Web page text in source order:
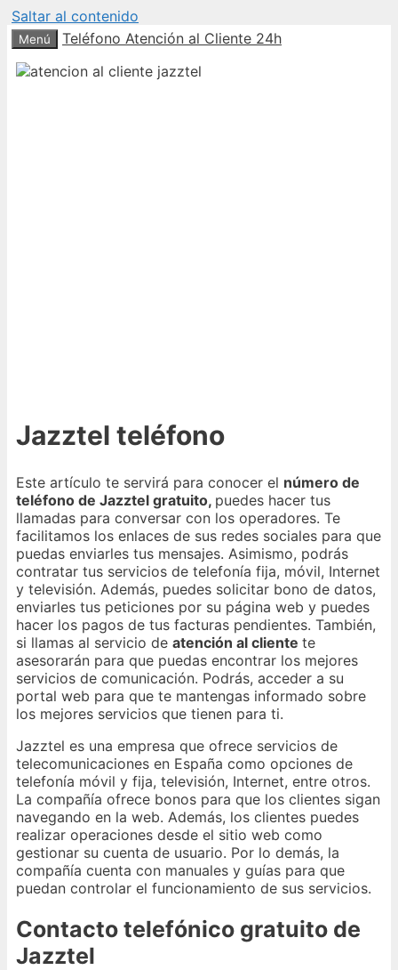
Saltar al contenido
Menú Teléfono Atención al Cliente 24h
Jazztel teléfono
Este artículo te servirá para conocer el número de
teléfono de Jazztel gratuito, puedes hacer tus
llamadas para conversar con los operadores. Te
facilitamos los enlaces de sus redes sociales para que
puedas enviarles tus mensajes. Asimismo, podrás
contratar tus servicios de telefonía fija, móvil, Internet
y televisión. Además, puedes solicitar bono de datos,
enviarles tus peticiones por su página web y puedes
hacer los pagos de tus facturas pendientes. También,
si llamas al servicio de atención al cliente te
asesorarán para que puedas encontrar los mejores
servicios de comunicación. Podrás, acceder a su
portal web para que te mantengas informado sobre
los mejores servicios que tienen para ti.
Jazztel es una empresa que ofrece servicios de
telecomunicaciones en España como opciones de
telefonía móvil y fija, televisión, Internet, entre otros.
La compañía ofrece bonos para que los clientes sigan
navegando en la web. Además, los clientes puedes
realizar operaciones desde el sitio web como
gestionar su cuenta de usuario. Por lo demás, la
compañía cuenta con manuales y guías para que
puedan controlar el funcionamiento de sus servicios.
Contacto telefónico gratuito de
Jazztel